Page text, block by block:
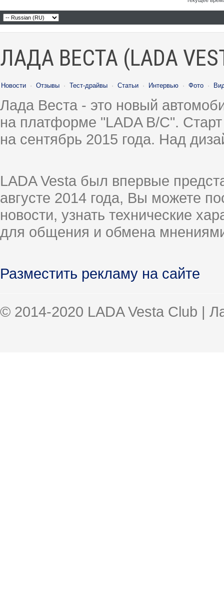
ЛАДА ВЕСТА (LADA
Новости · Отзывы · Тест-драйвы · Статьи · Интервью · Фото ·
Лада Веста - это новый
на платформе "LADA B/C".
на сентябрь 2015 года. Над
LADA Vesta был впервые
августе 2014 года, Вы можете
новости, узнать технические
для общения и обмена
Разместить рекламу на сайте
© 2014-2020 LADA Vesta Club |